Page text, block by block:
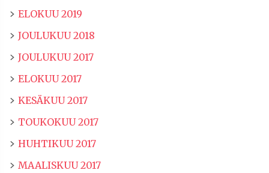
ELOKUU 2019
JOULUKUU 2018
JOULUKUU 2017
ELOKUU 2017
KESÄKUU 2017
TOUKOKUU 2017
HUHTIKUU 2017
MAALISKUU 2017